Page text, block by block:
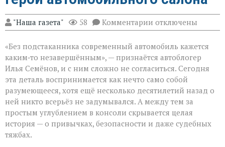
"Наша газета" 58 Комментарии к
записи
незаметный
герой
автомобильного
салона
отключены
«Без подстаканника современный автомобиль кажется
каким‑то незавершённым», — признаётся автоблогер
Илья Семёнов, и с ним сложно не согласиться. Сегодня
эта деталь воспринимается как нечто само собой
разумеющееся, хотя ещё несколько десятилетий назад о
ней никто всерьёз не задумывался. А между тем за
простым углублением в консоли скрывается целая
история — о привычках, безопасности и даже судебных
тяжбах.